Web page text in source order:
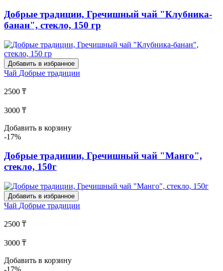
Добрые традиции, Гречишный чай "Клубника-
банан", стекло, 150 гр
Добавить в избранное
Чай Добрые традиции
2500 ₸
3000 ₸
Добавить в корзину
-17%
Добрые традиции, Гречишный чай "Манго",
стекло, 150г
Добавить в избранное
Чай Добрые традиции
2500 ₸
3000 ₸
Добавить в корзину